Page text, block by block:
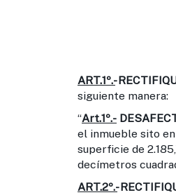
ART.1º.-
siguiente manera:
“Art.1º.-
el inmueble sito en
superficie de
decímetros
ART.2º.-